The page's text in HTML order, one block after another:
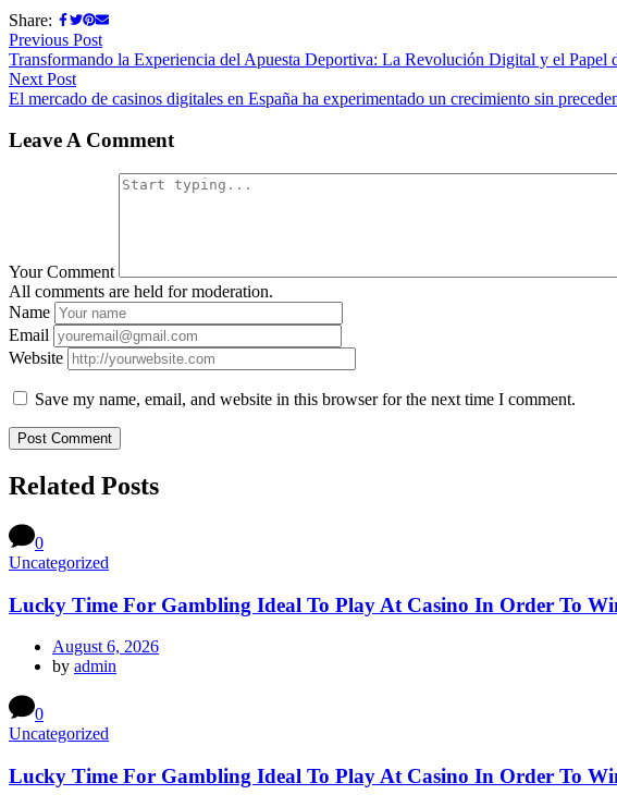
Share:
Previous Post
Transformando la Experiencia del Apuesta Deportiva: La Revolución Digital y el Papel
Next Post
El mercado de casinos digitales en España ha experimentado un crecimiento sin
Leave A Comment
Your Comment
All comments are held for moderation.
Name
Email
Website
Save my name, email, and website in this browser for the next time I comment.
Related Posts
0
Uncategorized
Lucky Time For Gambling Ideal To Play At Casino In Order To
August 6, 2026
by admin
0
Uncategorized
Lucky Time For Gambling Ideal To Play At Casino In Order To